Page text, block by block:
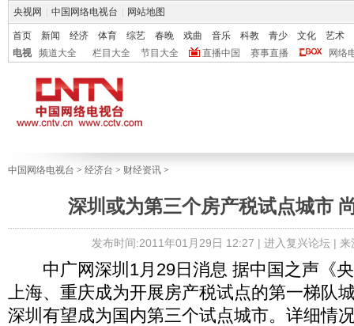
央视网 中国网络电视台 网站地图
首页 新闻 经济 体育 综艺 春晚 戏曲 音乐 科教 青少 文化
艺术
电视
频道大全 栏目大全 节目大全 直播中国 赛事直播 网络
中国网络电视台 > 经济台 > 财经资讯 >
深圳或为第三个房产税试点城市
发布时间:2011年01月29日 12:27 | 进入复兴论坛| 来
中广网深圳1月29日消息 据中国之声《央
上海、重庆成为开展房产税试点的第一梯队
深圳有望成为国内第三个试点城市。详细情